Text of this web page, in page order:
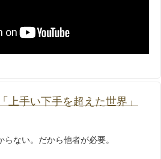
上手い下手を超えた世界」
ない。だから他者が必要。